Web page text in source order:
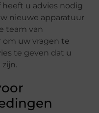
u advies nodig
nieuwe apparatuur
team van
om uw vragen te
te geven dat u